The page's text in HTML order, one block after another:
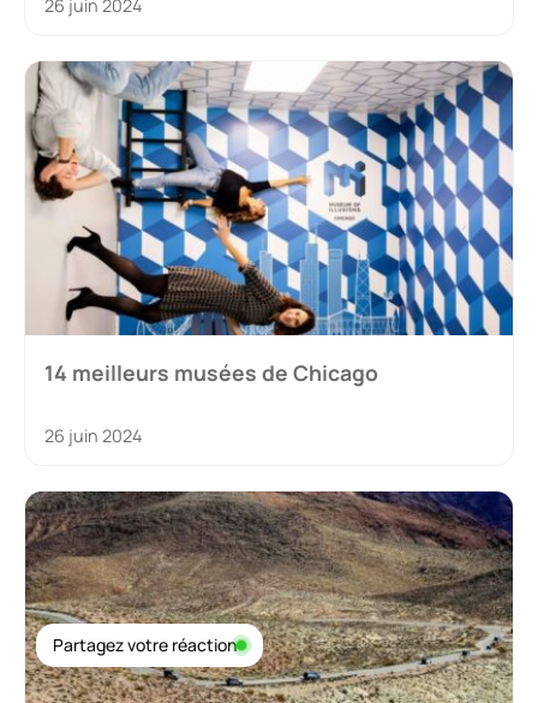
26 juin 2024
14 meilleurs musées de Chicago
26 juin 2024
Partagez votre réaction